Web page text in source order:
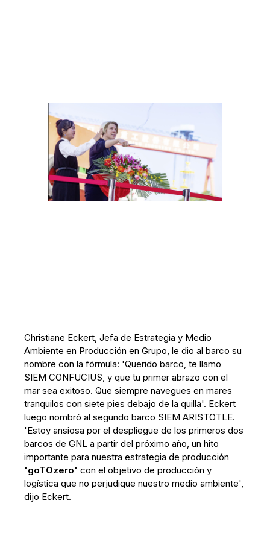
Christiane Eckert, Jefa de Estrategia y Medio
Ambiente en Producción en Grupo, le dio al barco su
nombre con la fórmula: 'Querido barco, te llamo
SIEM CONFUCIUS, y que tu primer abrazo con el
mar sea exitoso. Que siempre navegues en mares
tranquilos con siete pies debajo de la quilla'. Eckert
luego nombró al segundo barco SIEM ARISTOTLE.
'Estoy ansiosa por el despliegue de los primeros dos
barcos de GNL a partir del próximo año, un hito
importante para nuestra estrategia de producción
'goTOzero' con el objetivo de producción y
logística que no perjudique nuestro medio ambiente',
dijo Eckert.